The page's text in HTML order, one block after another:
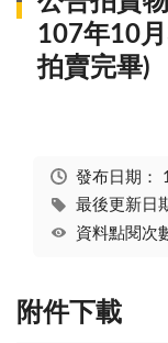
107年10
拍賣完畢)
發布日期：
最後更新日
資料點閱次
附件下載